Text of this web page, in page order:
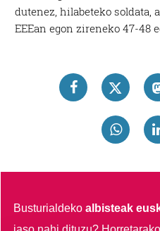
dutenez, hilabeteko soldata,
EEEan egon zireneko 47-48
Busturialdekoalbisteak